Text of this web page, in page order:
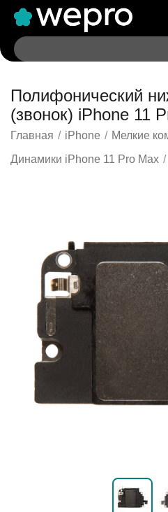
Полифонический
(звонок) iPhone 11
Главная / iPhone / Мелкие
Динамики iPhone 11 Pro Max /